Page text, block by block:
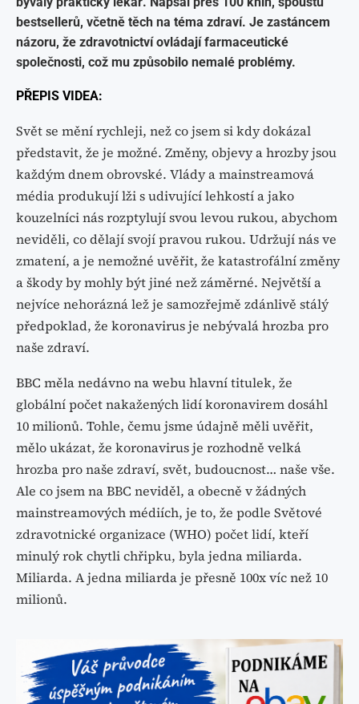
bestsellerů, včetně těch na téma zdraví. Je zastáncem
názoru, že zdravotnictví ovládají farmaceutické
společnosti, což mu způsobilo nemalé problémy.
PŘEPIS VIDEA:
Svět se mění rychleji, než co jsem si kdy dokázal
představit, že je možné. Změny, objevy a hrozby jsou
každým dnem obrovské. Vlády a mainstreamová
média produkují lži s udivující lehkostí a jako
kouzelníci nás rozptylují svou levou rukou, abychom
neviděli, co dělají svojí pravou rukou. Udržují nás ve
zmatení, a je nemožné uvěřit, že katastrofální změny
a škody by mohly být jiné než záměrné. Největší a
nejvíce nehorázná lež je samozřejmě zdánlivě stálý
předpoklad, že koronavirus je nebývalá hrozba pro
naše zdraví.
BBC měla nedávno na webu hlavní titulek, že
globální počet nakažených lidí koronavirem dosáhl
10 milionů. Tohle, čemu jsme údajně měli uvěřit,
mělo ukázat, že koronavirus je rozhodně velká
hrozba pro naše zdraví, svět, budoucnost… naše vše.
Ale co jsem na BBC neviděl, a obecně v žádných
mainstreamových médiích, je to, že podle Světové
zdravotnické organizace (WHO) počet lidí, kteří
minulý rok chytli chřipku, byla jedna miliarda.
Miliarda. A jedna miliarda je přesně 100x víc než 10
milionů.